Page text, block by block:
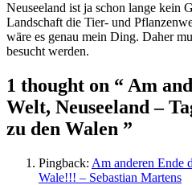
Neuseeland ist ja schon lange kein
Landschaft die Tier- und
wäre es genau mein Ding. Daher
besucht werden.
1 thought on “ Am
Welt, Neuseeland –
zu den Walen ”
Pingback: Am anderen Ende
Wale!!! – Sebastian Martens